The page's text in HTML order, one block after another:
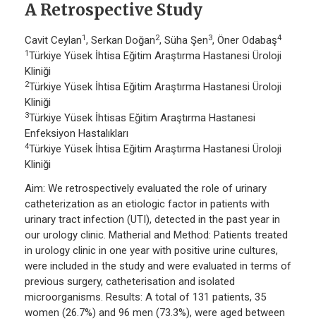
A Retrospective Study
Cavit Ceylan1, Serkan Doğan2, Süha Şen3, Öner Odabaş4
1Türkiye Yüsek İhtisa Eğitim Araştırma Hastanesi Üroloji
Kliniği
2Türkiye Yüsek İhtisa Eğitim Araştırma Hastanesi Üroloji
Kliniği
3Türkiye Yüsek İhtisas Eğitim Araştırma Hastanesi
Enfeksiyon Hastalıkları
4Türkiye Yüsek İhtisa Eğitim Araştırma Hastanesi Üroloji
Kliniği
Aim: We retrospectively evaluated the role of urinary
catheterization as an etiologic factor in patients with
urinary tract infection (UTI), detected in the past year in
our urology clinic. Matherial and Method: Patients treated
in urology clinic in one year with positive urine cultures,
were included in the study and were evaluated in terms of
previous surgery, catheterisation and isolated
microorganisms. Results: A total of 131 patients, 35
women (26.7%) and 96 men (73.3%), were aged between